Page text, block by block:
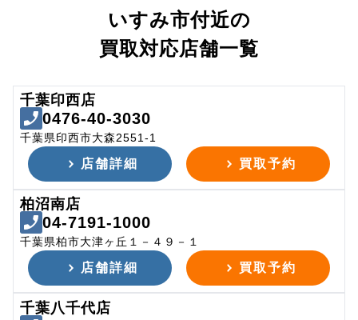
いすみ市付近の
買取対応店舗一覧
千葉印西店
0476-40-3030
千葉県印西市大森2551-1
店舗詳細 買取予約
柏沼南店
04-7191-1000
千葉県柏市大津ヶ丘１－４９－１
店舗詳細 買取予約
千葉八千代店